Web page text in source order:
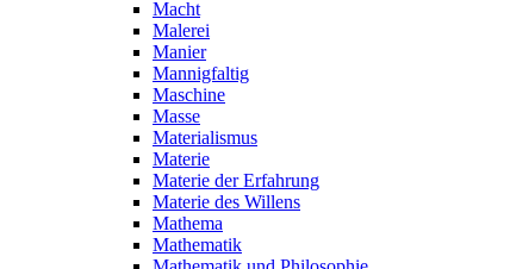
Macht
Malerei
Manier
Mannigfaltig
Maschine
Masse
Materialismus
Materie
Materie der Erfahrung
Materie des Willens
Mathema
Mathematik